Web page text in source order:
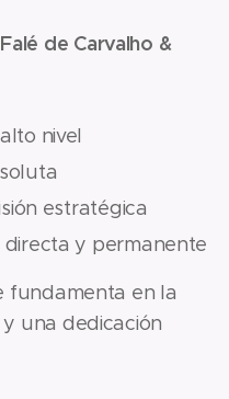
de Carvalho &
nivel
estratégica
directa y permanente
fundamenta en la
una dedicación